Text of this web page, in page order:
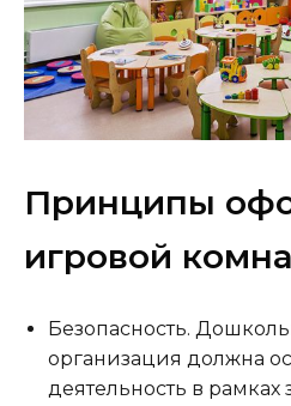
Принципы
игровой
Безопасность.
организация должна
деятельность в рамках